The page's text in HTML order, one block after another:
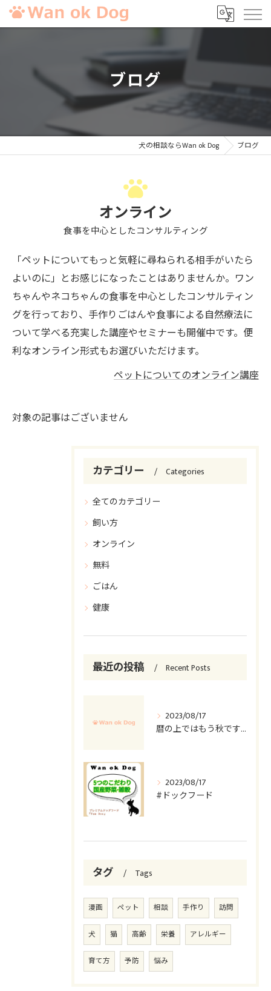
ブログ
犬の相談ならWan ok Dog ブログ
オンライン
食事を中心としたコンサルティング
「ペットについてもっと気軽に尋ねられる相手がいたら
よいのに」とお感じになったことはありませんか。ワン
ちゃんやネコちゃんの食事を中心としたコンサルティン
グを行っており、手作りごはんや食事による自然療法に
ついて学べる充実した講座やセミナーも開催中です。便
利なオンライン形式もお選びいただけます。
ペットについてのオンライン講座
対象の記事はございません
カテゴリー Categories
全てのカテゴリー
飼い方
オンライン
無料
ごはん
健康
最近の投稿 Recent Posts
2023/08/17
暦の上ではもう秋ですが…
2023/08/17
#ドックフード
タグ Tags
漫画 ペット 相談 手作り 訪問
犬 猫 高齢 栄養 アレルギー
育て方 予防 悩み